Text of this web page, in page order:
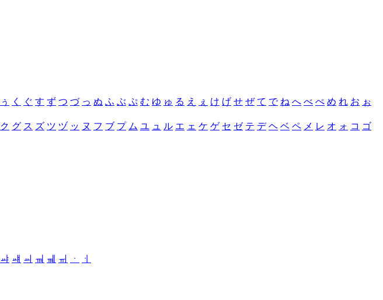
ぅ く ぐ す ず つ づ っ ぬ ふ ぶ ぷ む ゆ ゅ る え ぇ け げ せ ぜ て で ね へ べ ぺ め れ お ぉ
ク グ ス ズ ツ ヅ ッ ヌ フ ブ プ ム ユ ュ ル エ ェ ケ ゲ セ ゼ テ デ ヘ ベ ペ メ レ オ ォ コ ゴ
ㆇ ㆈ ㆉ ㆊ ㆋ ㆌ ㆍ
ㆎ